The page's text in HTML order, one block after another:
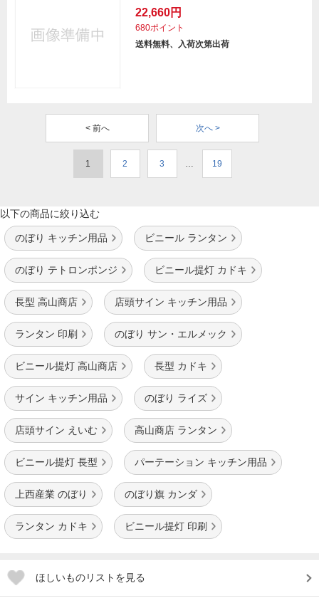
22,660円
680ポイント
送料無料、入荷次第出荷
< 前へ 次へ >
1 2 3 … 19
以下の商品に絞り込む
のぼり キッチン用品 ビニール ランタン
のぼり テトロンポンジ ビニール提灯 カドキ
長型 高山商店 店頭サイン キッチン用品
ランタン 印刷 のぼり サン・エルメック
ビニール提灯 高山商店 長型 カドキ
サイン キッチン用品 のぼり ライズ
店頭サイン えいむ 高山商店 ランタン
ビニール提灯 長型 パーテーション キッチン用品
上西産業 のぼり のぼり旗 カンダ
ランタン カドキ ビニール提灯 印刷
ほしいものリストを見る